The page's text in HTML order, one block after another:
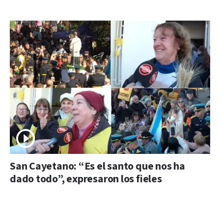
San Cayetano: “Es el santo que nos ha
dado todo”, expresaron los fieles